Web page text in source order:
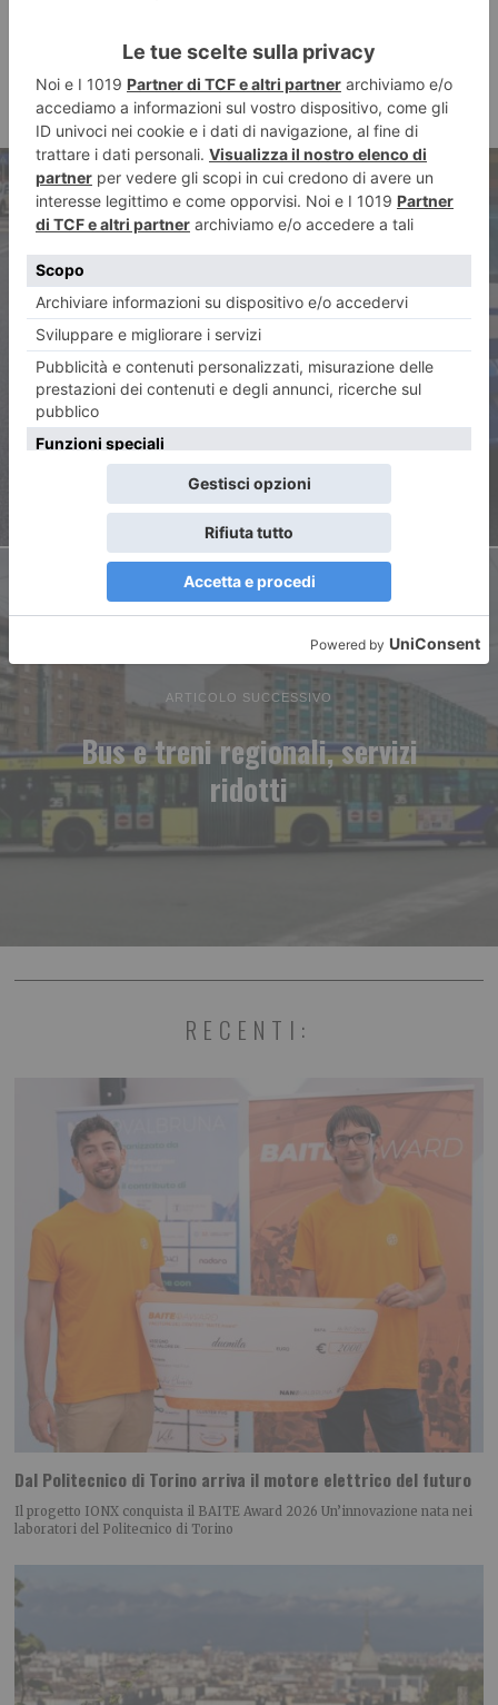
ARTICOLO PRECEDENTE
Il virus non scoraggia lo
spaccio di droga: due arresti
ARTICOLO SUCCESSIVO
Bus e treni regionali, servizi
ridotti
RECENTI:
Dal Politecnico di Torino arriva il motore elettrico del futuro
Il progetto IONX conquista il BAITE Award 2026 Un’innovazione nata nei
laboratori del Politecnico di Torino